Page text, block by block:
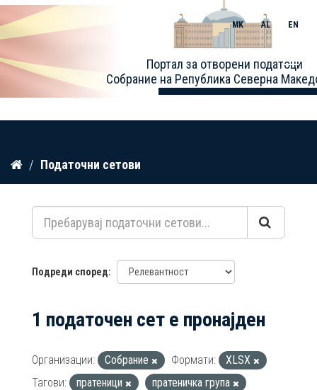
Прескокнете
содржина
Портал за отворени податоци
Собрание на Република Северна
MK AL EN
Toggle
Податочни сетови
Подреди според
1 податочен сет е пронајден
Организации: Собрание Формати:
XLSX
Тагови:
пратеници
пратеничка група